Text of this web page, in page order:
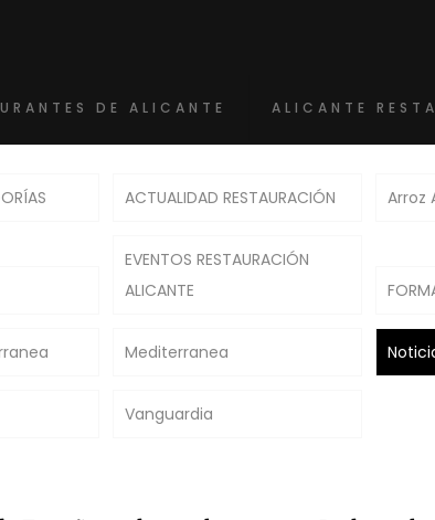
DE ALICANTE ALICANTE
ACTUALIDAD RESTAURACIÓN Arroz
EVENTOS RESTAURACIÓN
ALICANTE
Mediterranea
Vanguardia